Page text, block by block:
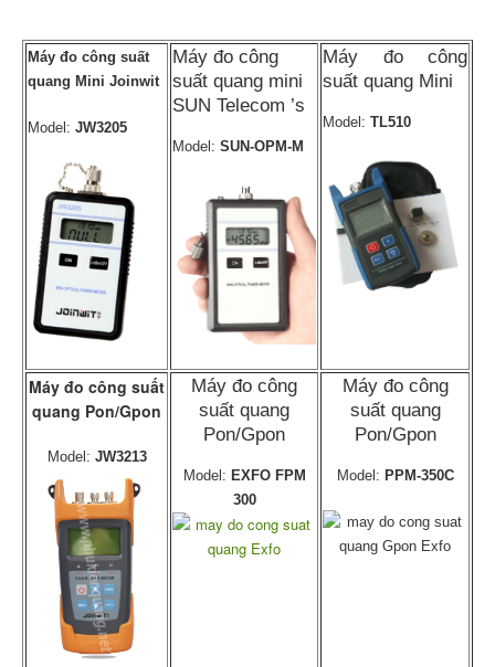
Máy đo công suất
quang Mini Joinwit
Model: JW3205
Máy đo công
suất quang mini
SUN Telecom ’s
Model: SUN-OPM-M
Máy đo công
suất quang Mini
Model: TL510
Máy đo công suất
quang Pon/Gpon
Model: JW3213
Máy đo công
suất quang
Pon/Gpon
Model: EXFO FPM
300
Máy đo công
suất quang
Pon/Gpon
Model: PPM-350C